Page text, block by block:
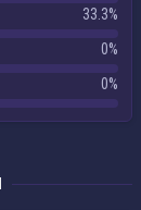
33.3%
0%
0%